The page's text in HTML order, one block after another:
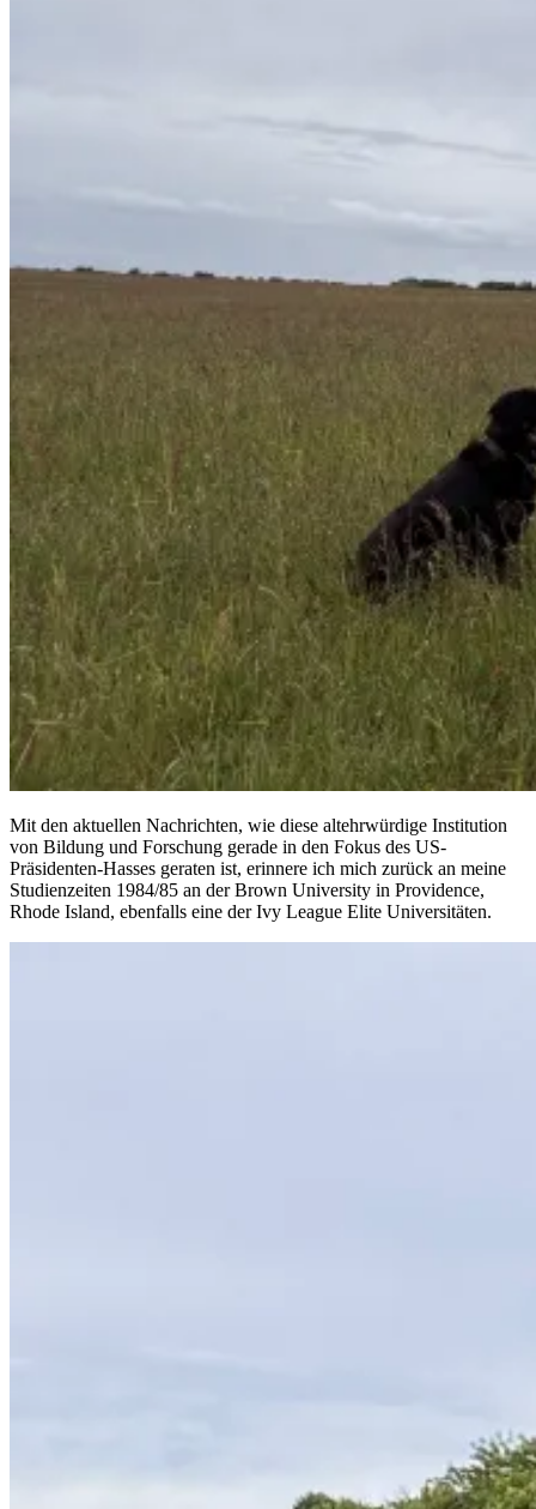
Mit den aktuellen Nachrichten, wie diese altehrwürdige Institution
von Bildung und Forschung gerade in den Fokus des US-
Präsidenten-Hasses geraten ist, erinnere ich mich zurück an meine
Studienzeiten 1984/85 an der Brown University in Providence,
Rhode Island, ebenfalls eine der Ivy League Elite Universitäten.